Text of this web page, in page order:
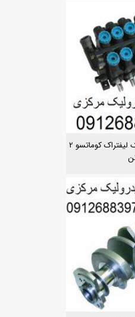
شیر کنترل هیدرولیک لیفتراک کوماتسو 2